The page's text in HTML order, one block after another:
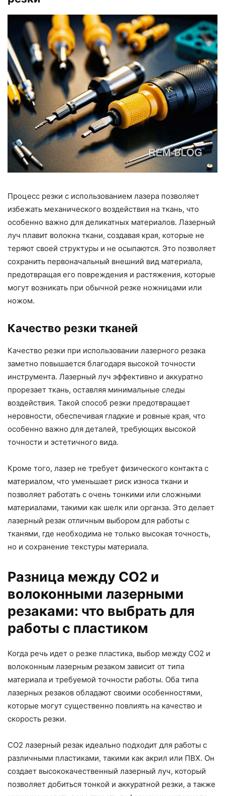
Процесс резки с использованием лазера позволяет
избежать механического воздействия на ткань, что
особенно важно для деликатных материалов. Лазерный
луч плавит волокна ткани, создавая края, которые не
теряют своей структуры и не осыпаются. Это позволяет
сохранить первоначальный внешний вид материала,
предотвращая его повреждения и растяжения, которые
могут возникать при обычной резке ножницами или
ножом.
Качество резки тканей
Качество резки при использовании лазерного резака
заметно повышается благодаря высокой точности
инструмента. Лазерный луч эффективно и аккуратно
прорезает ткань, оставляя минимальные следы
воздействия. Такой способ резки предотвращает
неровности, обеспечивая гладкие и ровные края, что
особенно важно для деталей, требующих высокой
точности и эстетичного вида.
Кроме того, лазер не требует физического контакта с
материалом, что уменьшает риск износа ткани и
позволяет работать с очень тонкими или сложными
материалами, такими как шелк или органза. Это делает
лазерный резак отличным выбором для работы с
тканями, где необходима не только высокая точность,
но и сохранение текстуры материала.
Разница между CO2 и
волоконными лазерными
резаками: что выбрать для
работы с пластиком
Когда речь идет о резке пластика, выбор между CO2 и
волоконным лазерным резаком зависит от типа
материала и требуемой точности работы. Оба типа
лазерных резаков обладают своими особенностями,
которые могут существенно повлиять на качество и
скорость резки.
CO2 лазерный резак идеально подходит для работы с
различными пластиками, такими как акрил или ПВХ. Он
создает высококачественный лазерный луч, который
позволяет добиться тонкой и аккуратной резки, а также